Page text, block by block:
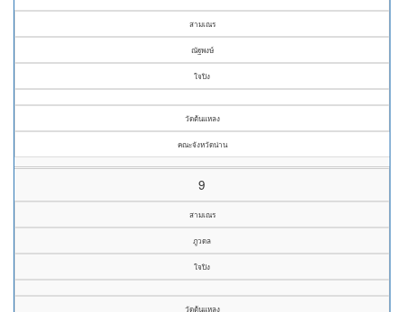
สามเณร
ณัฐพงษ์
ใจปิง
วัดต้นแหลง
คณะจังหวัดน่าน
9
สามเณร
ภูวดล
ใจปิง
วัดต้นแหลง